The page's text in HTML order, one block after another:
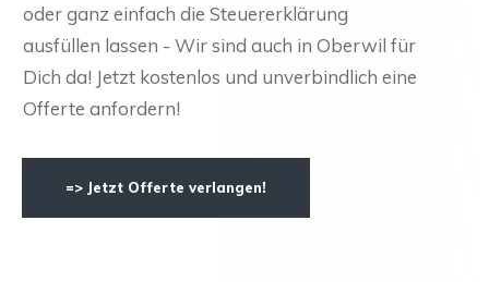
oder ganz einfach die Steuererklärung
ausfüllen lassen - Wir sind auch in Oberwil für
Dich da! Jetzt kostenlos und unverbindlich eine
Offerte anfordern!
=> Jetzt Offerte verlangen!